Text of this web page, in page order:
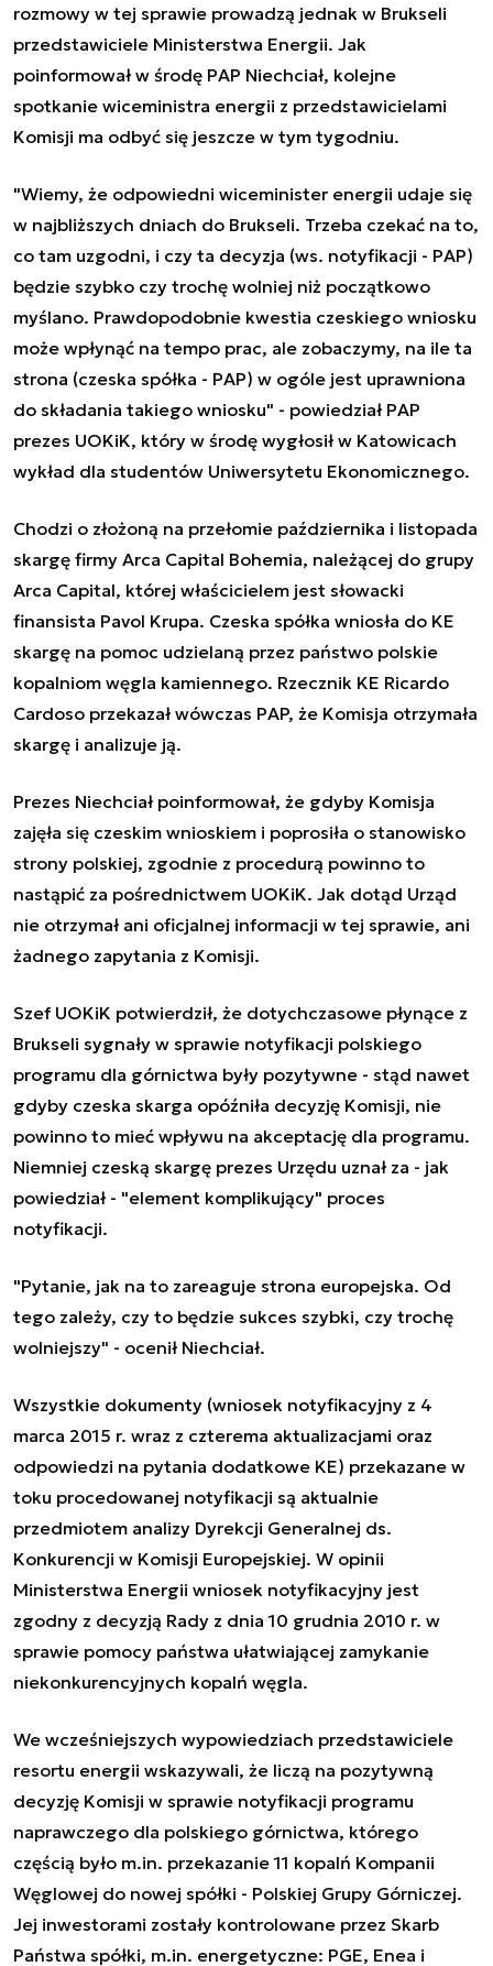
rozmowy w tej sprawie prowadzą jednak w Brukseli
przedstawiciele Ministerstwa Energii. Jak
poinformował w środę PAP Niechciał, kolejne
spotkanie wiceministra energii z przedstawicielami
Komisji ma odbyć się jeszcze w tym tygodniu.
"Wiemy, że odpowiedni wiceminister energii udaje się
w najbliższych dniach do Brukseli. Trzeba czekać na to,
co tam uzgodni, i czy ta decyzja (ws. notyfikacji - PAP)
będzie szybko czy trochę wolniej niż początkowo
myślano. Prawdopodobnie kwestia czeskiego wniosku
może wpłynąć na tempo prac, ale zobaczymy, na ile ta
strona (czeska spółka - PAP) w ogóle jest uprawniona
do składania takiego wniosku" - powiedział PAP
prezes UOKiK, który w środę wygłosił w Katowicach
wykład dla studentów Uniwersytetu Ekonomicznego.
Chodzi o złożoną na przełomie października i listopada
skargę firmy Arca Capital Bohemia, należącej do grupy
Arca Capital, której właścicielem jest słowacki
finansista Pavol Krupa. Czeska spółka wniosła do KE
skargę na pomoc udzielaną przez państwo polskie
kopalniom węgla kamiennego. Rzecznik KE Ricardo
Cardoso przekazał wówczas PAP, że Komisja otrzymała
skargę i analizuje ją.
Prezes Niechciał poinformował, że gdyby Komisja
zajęła się czeskim wnioskiem i poprosiła o stanowisko
strony polskiej, zgodnie z procedurą powinno to
nastąpić za pośrednictwem UOKiK. Jak dotąd Urząd
nie otrzymał ani oficjalnej informacji w tej sprawie, ani
żadnego zapytania z Komisji.
Szef UOKiK potwierdził, że dotychczasowe płynące z
Brukseli sygnały w sprawie notyfikacji polskiego
programu dla górnictwa były pozytywne - stąd nawet
gdyby czeska skarga opóźniła decyzję Komisji, nie
powinno to mieć wpływu na akceptację dla programu.
Niemniej czeską skargę prezes Urzędu uznał za - jak
powiedział - "element komplikujący" proces
notyfikacji.
"Pytanie, jak na to zareaguje strona europejska. Od
tego zależy, czy to będzie sukces szybki, czy trochę
wolniejszy" - ocenił Niechciał.
Wszystkie dokumenty (wniosek notyfikacyjny z 4
marca 2015 r. wraz z czterema aktualizacjami oraz
odpowiedzi na pytania dodatkowe KE) przekazane w
toku procedowanej notyfikacji są aktualnie
przedmiotem analizy Dyrekcji Generalnej ds.
Konkurencji w Komisji Europejskiej. W opinii
Ministerstwa Energii wniosek notyfikacyjny jest
zgodny z decyzją Rady z dnia 10 grudnia 2010 r. w
sprawie pomocy państwa ułatwiającej zamykanie
niekonkurencyjnych kopalń węgla.
We wcześniejszych wypowiedziach przedstawiciele
resortu energii wskazywali, że liczą na pozytywną
decyzję Komisji w sprawie notyfikacji programu
naprawczego dla polskiego górnictwa, którego
częścią było m.in. przekazanie 11 kopalń Kompanii
Węglowej do nowej spółki - Polskiej Grupy Górniczej.
Jej inwestorami zostały kontrolowane przez Skarb
Państwa spółki, m.in. energetyczne: PGE, Enea i